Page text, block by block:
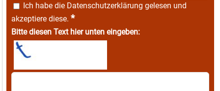
Ich habe die Datenschutzerklärung gelesen und
akzeptiere diese. *
Bitte diesen Text hier unten eingeben: